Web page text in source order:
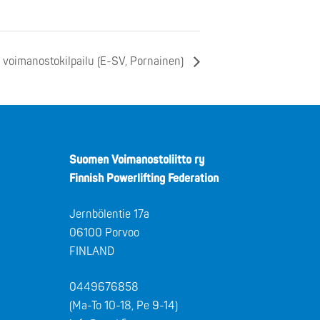
(E-SV, Pornainen)
Suomen Voimanostoliitto ry
Finnish Powerlifting Federation
Jernbölentie 17a
06100 Porvoo
FINLAND
0449676858
(Ma-To 10-18, Pe 9-14)